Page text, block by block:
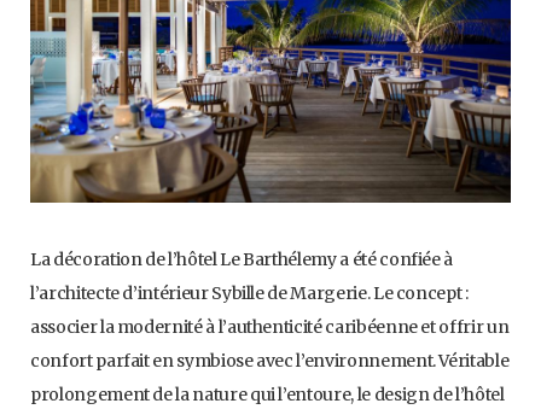
La décoration de l’hôtel Le Barthélemy a été confiée à
l’architecte d’intérieur Sybille de Margerie. Le concept :
associer la modernité à l’authenticité caribéenne et offrir un
confort parfait en symbiose avec l’environnement. Véritable
prolongement de la nature qui l’entoure, le design de l’hôtel